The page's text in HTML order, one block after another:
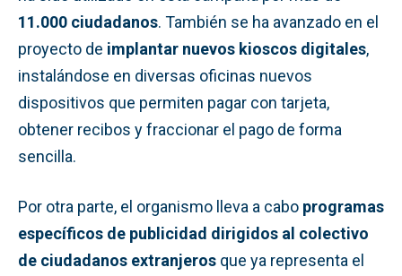
11.000 ciudadanos. También se ha avanzado en el
proyecto de implantar nuevos kioscos digitales,
instalándose en diversas oficinas nuevos
dispositivos que permiten pagar con tarjeta,
obtener recibos y fraccionar el pago de forma
sencilla.
Por otra parte, el organismo lleva a cabo programas
específicos de publicidad dirigidos al colectivo
de ciudadanos extranjeros que ya representa el